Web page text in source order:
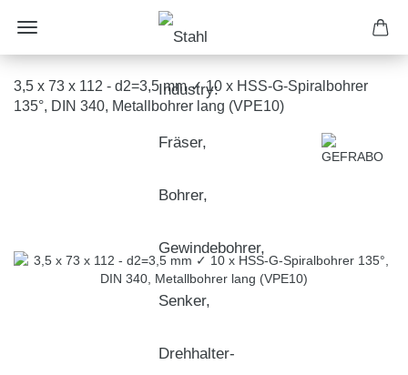
3,5 x 73 x 112 - d2=3,5 mm ✓ 10 x HSS-G-Spiralbohrer
135°, DIN 340, Metallbohrer lang (VPE10)